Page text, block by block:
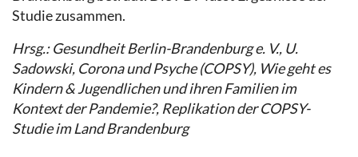
Studie zusammen.
Hrsg.: Gesundheit Berlin-Brandenburg e. V., U.
Sadowski, Corona und Psyche (COPSY), Wie geht es
Kindern & Jugendlichen und ihren Familien im
Kontext der Pandemie?, Replikation der COPSY-
Studie im Land Brandenburg